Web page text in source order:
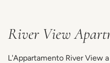
River View
L'Appartamento River View